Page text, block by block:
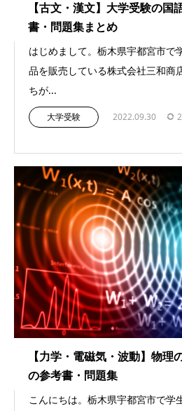
【古文・漢文】大学受験の国
書・問題集まとめ
はじめまして。栃木県宇都宮市で
品を販売している株式会社三和商
ちが...
大学受験 2022.09.30
【力学・電磁気・波動】物
の参考書・問題集
こんにちは。栃木県宇都宮市で学